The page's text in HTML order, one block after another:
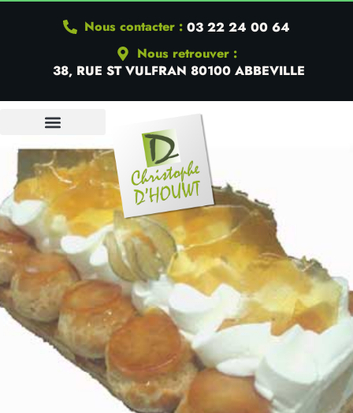
Nous contacter : 03 22 24 00 64
Nous retrouver :
38, RUE ST VULFRAN 80100 ABBEVILLE